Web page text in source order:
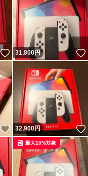
いいね！
31,800円
いいね！
32,900円
最大10%対象